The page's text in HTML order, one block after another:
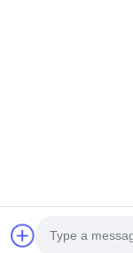
©2019- Lianyungang